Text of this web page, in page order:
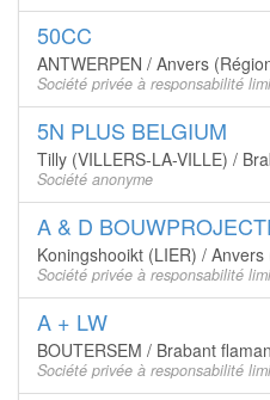
50CC
ANTWERPEN / Anvers
Société privée à responsabilité
5N PLUS BELGIUM
Tilly (VILLERS-LA-VILLE) /
Société anonyme
A & D
Koningshooikt (LIER) /
Société privée à responsabilité
A + LW
BOUTERSEM / Brabant
Société privée à responsabilité